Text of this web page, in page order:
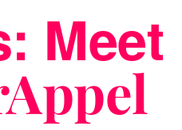
Meet